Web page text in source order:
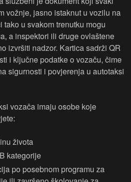
vožnje, jasno istaknut u vozilu na
u svakom trenutku mogu
a inspektori ili druge ovlaštene
izvršiti nadzor. Kartica sadrži QR
i ključne podatke o vozaču, čime
sigurnosti i povjerenja u autotaksi
vozača imaju osobe koje
života
kategorije
po posebnom programu za